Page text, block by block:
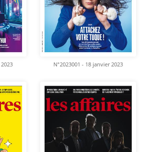
N°2023001 - 18 janvier 2023